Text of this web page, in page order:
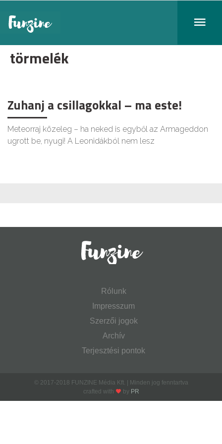
törmelék
Zuhanj a csillagokkal – ma este!
Meteorraj közeleg – ha neked is egyből az Armageddon
ugrott be, nyugi! A Leonidákból nem lesz
Rólunk
Impresszum
Szerzői jogok
Archív
Terjesztési pontok
© 2017-2018 FUNZINE Média Kft. | Minden jog fenntartva
crafted with
by PR